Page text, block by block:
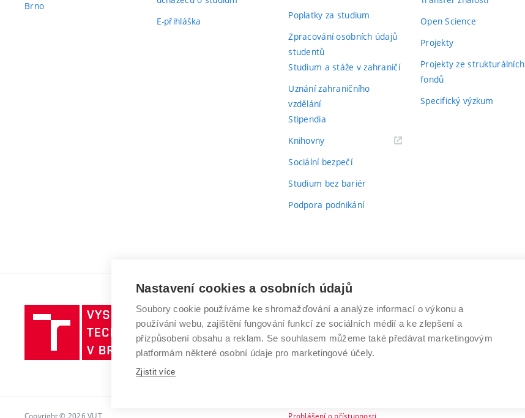
Brno
E-přihláška
Poplatky za studium
Zpracování osobních údajů
studentů
Studium a stáže v zahraničí
Uznání zahraničního
vzdělání
Stipendia
Knihovny(externí
Sociální bezpečí
Studium bez bariér
Podpora podnikání
Open Science
Projekty
Projekty ze strukturálních
fondů
Specifický výzkum
Vysoké
učení
technické
v
VYSOKÉ UČENÍ TECHNICKÉ V BRNĚ
Antonínská 548/1
602 00 Brno
www.vut.cz
Copyright © 2026 VUT Prohlášení o přístupnosti
Nastavení cookies a osobních údajů
Soubory cookie používáme ke shromažďování a analýze informací o výkonu a
používání webu, zajištění fungování funkcí ze sociálních médií a ke zlepšení a
přizpůsobení obsahu a reklam. Se souhlasem můžeme také předávat marketingovým
platformám některé osobní údaje pro marketingové účely.
Zjistit více